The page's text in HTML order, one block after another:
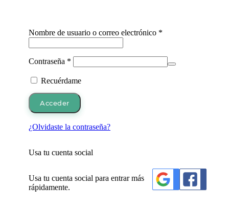
Nombre de usuario o correo electrónico *
Contraseña *
Recuérdame
Acceder
¿Olvidaste la contraseña?
Usa tu cuenta social
Usa tu cuenta social para entrar más
rápidamente.